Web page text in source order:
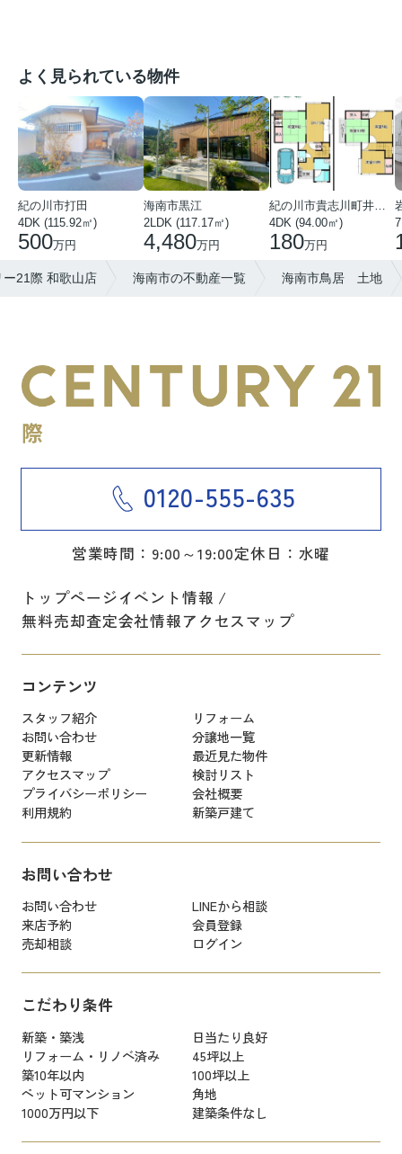
よく見られている物件
紀の川市打田
4DK (115.92㎡)
500万円
海南市黒江
2LDK (117.17㎡)
4,480万円
紀の川市貴志川町井ノ口
4DK (94.00㎡)
180万円
21際 和歌山店 海南市の不動産一覧 海南市鳥居 土地
0120-555-635
営業時間：9:00～19:00定休日：水曜
トップページイベント情報
無料売却査定会社情報アクセスマップ
コンテンツ
スタッフ紹介
リフォーム
お問い合わせ
分譲地一覧
更新情報
最近見た物件
アクセスマップ
検討リスト
プライバシーポリシー
会社概要
利用規約
新築戸建て
お問い合わせ
お問い合わせ
LINEから相談
来店予約
会員登録
売却相談
ログイン
こだわり条件
新築・築浅
日当たり良好
リフォーム・リノベ済み
45坪以上
築10年以内
100坪以上
ペット可マンション
角地
1000万円以下
建築条件なし